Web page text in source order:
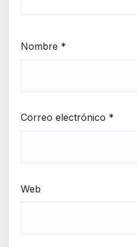
Nombre *
Correo electrónico *
Web